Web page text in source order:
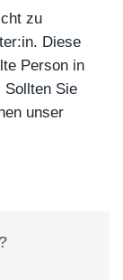
zu
Diese
Person in
Sollten Sie
unser